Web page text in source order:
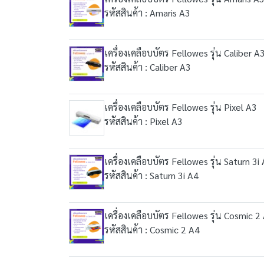
รหัสสินค้า : Amaris A3
เครื่องเคลือบบัตร Fellowes รุ่น Caliber A3
รหัสสินค้า : Caliber A3
เครื่องเคลือบบัตร Fellowes รุ่น Pixel A3
รหัสสินค้า : Pixel A3
เครื่องเคลือบบัตร Fellowes รุ่น Saturn 3i
รหัสสินค้า : Saturn 3i A4
เครื่องเคลือบบัตร Fellowes รุ่น Cosmic 2
รหัสสินค้า : Cosmic 2 A4